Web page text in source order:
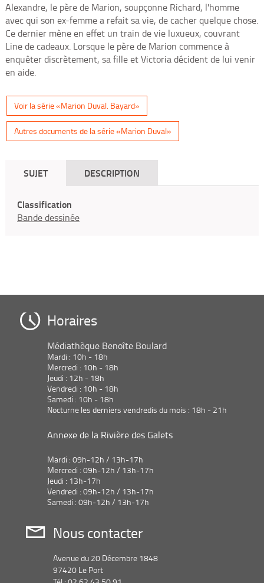
Alexandre, le père de Marion, soupçonne Richard, l'homme
avec qui son ex-femme a refait sa vie, de cacher quelque chose.
Ce dernier mène en effet un train de vie luxueux, couvrant
Line de cadeaux. Lorsque le père de Marion commence à
enquêter discrètement, sa fille et Victoria décident de lui venir
en aide.
Voir la série «Marion Duval. Bayard»
Autres documents de la série «Marion Duval»
SUJET DESCRIPTION
Classification
Bande dessinée
Horaires
Médiathèque Benoîte Boulard
Mardi : 10h - 18h
Mercredi : 10h - 18h
Jeudi : 12h - 18h
Vendredi : 10h - 18h
Samedi : 10h - 18h
Nocturne les derniers vendredis du mois : 18h - 21h
Annexe de la Rivière des Galets
Mardi : 09h-12h / 13h-17h
Mercredi : 09h-12h / 13h-17h
Jeudi : 13h-17h
Vendredi : 09h-12h / 13h-17h
Samedi : 09h-12h / 13h-17h
Nous contacter
Avenue du 20 Décembre 1848
97420 Le Port